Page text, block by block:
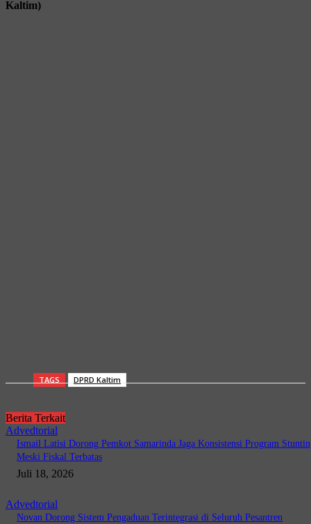
Kaltim)
TAGS DPRD Kaltim
Berita Terkait
Advedtorial
Ismail Latisi Dorong Pemkot Samarinda Jaga Konsistensi Program
Meski Fiskal Terbatas
Juli 18, 2026
Advedtorial
Novan Dorong Sistem Pengaduan Terintegrasi di Seluruh Pesantren